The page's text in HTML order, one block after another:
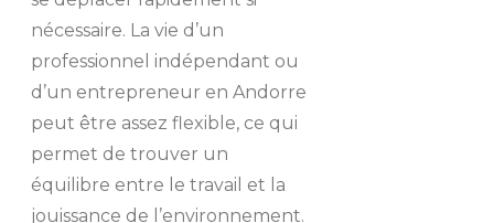
nécessaire. La vie d’un
professionnel indépendant ou
d’un entrepreneur en Andorre
peut être assez flexible, ce qui
permet de trouver un
équilibre entre le travail et la
jouissance de l’environnement.